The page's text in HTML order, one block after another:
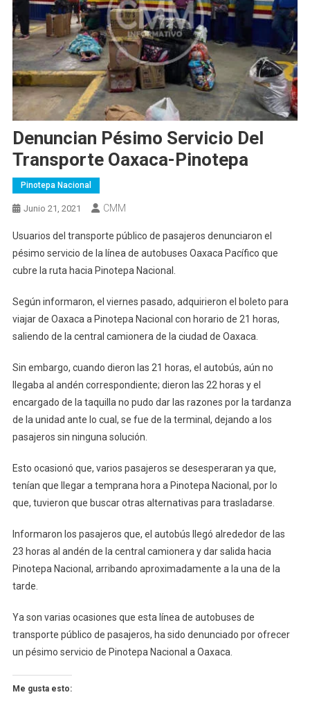
Denuncian Pésimo Servicio Del
Transporte Oaxaca-Pinotepa
Pinotepa Nacional
Junio 21, 2021 CMM
Usuarios del transporte público de pasajeros denunciaron el
pésimo servicio de la línea de autobuses Oaxaca Pacífico que
cubre la ruta hacia Pinotepa Nacional.
Según informaron, el viernes pasado, adquirieron el boleto para
viajar de Oaxaca a Pinotepa Nacional con horario de 21 horas,
saliendo de la central camionera de la ciudad de Oaxaca.
Sin embargo, cuando dieron las 21 horas, el autobús, aún no
llegaba al andén correspondiente; dieron las 22 horas y el
encargado de la taquilla no pudo dar las razones por la tardanza
de la unidad ante lo cual, se fue de la terminal, dejando a los
pasajeros sin ninguna solución.
Esto ocasionó que, varios pasajeros se desesperaran ya que,
tenían que llegar a temprana hora a Pinotepa Nacional, por lo
que, tuvieron que buscar otras alternativas para trasladarse.
Informaron los pasajeros que, el autobús llegó alrededor de las
23 horas al andén de la central camionera y dar salida hacia
Pinotepa Nacional, arribando aproximadamente a la una de la
tarde.
Ya son varias ocasiones que esta línea de autobuses de
transporte público de pasajeros, ha sido denunciado por ofrecer
un pésimo servicio de Pinotepa Nacional a Oaxaca.
Me gusta esto: